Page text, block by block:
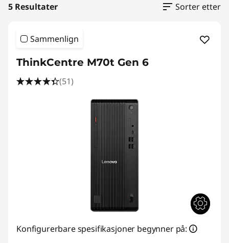
5 Resultater Sorter etter
Sammenlign
ThinkCentre M70t Gen 6
(51)
Konfigurerbare spesifikasjoner begynner på: